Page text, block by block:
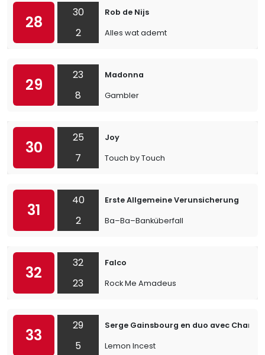
28
30
2
Rob de Nijs
Alles wat ademt
29
23
8
Madonna
Gambler
30
25
7
Joy
Touch by Touch
31
40
2
Erste Allgemeine Verunsicherung
Ba–Ba–Banküberfall
32
32
23
Falco
Rock Me Amadeus
33
29
5
Serge Gainsbourg en duo avec
Lemon Incest